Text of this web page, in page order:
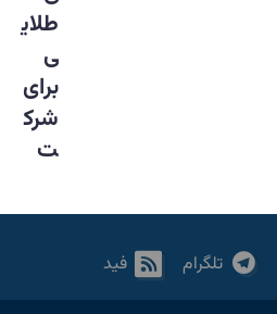
طلای
ی
برای
شرک
ت
تلگرام فید